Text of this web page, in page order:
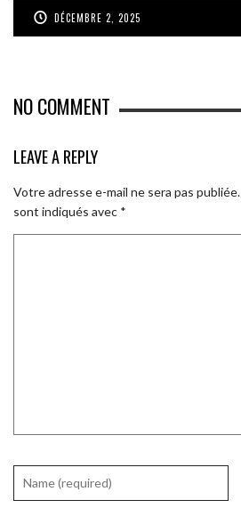
DÉCEMBRE 2, 2025
NO COMMENT
LEAVE A REPLY
Votre adresse e-mail ne sera pas publiée.
sont indiqués avec *